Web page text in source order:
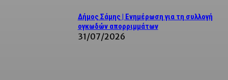
Δήμος Σάμης | Ενημέρωση για τη συλλογή
ογκωδών απορριμμάτων
31/07/2026